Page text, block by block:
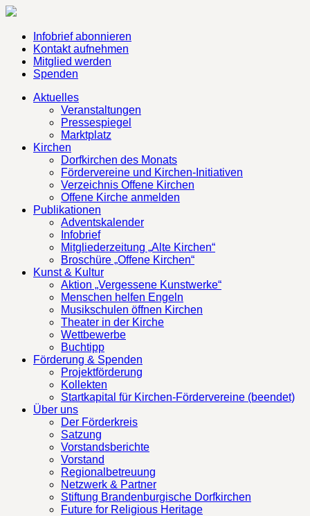
Infobrief abonnieren
Kontakt aufnehmen
Mitglied werden
Spenden
Aktuelles
Veranstaltungen
Pressespiegel
Marktplatz
Kirchen
Dorfkirchen des Monats
Fördervereine und Kirchen-Initiativen
Verzeichnis Offene Kirchen
Offene Kirche anmelden
Publikationen
Adventskalender
Infobrief
Mitgliederzeitung „Alte Kirchen“
Broschüre „Offene Kirchen“
Kunst & Kultur
Aktion „Vergessene Kunstwerke“
Menschen helfen Engeln
Musikschulen öffnen Kirchen
Theater in der Kirche
Wettbewerbe
Buchtipp
Förderung & Spenden
Projektförderung
Kollekten
Startkapital für Kirchen-Fördervereine (beendet)
Über uns
Der Förderkreis
Satzung
Vorstandsberichte
Vorstand
Regionalbetreuung
Netzwerk & Partner
Stiftung Brandenburgische Dorfkirchen
Future for Religious Heritage